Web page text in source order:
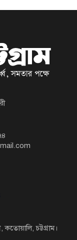
চট্টগ্রাম।